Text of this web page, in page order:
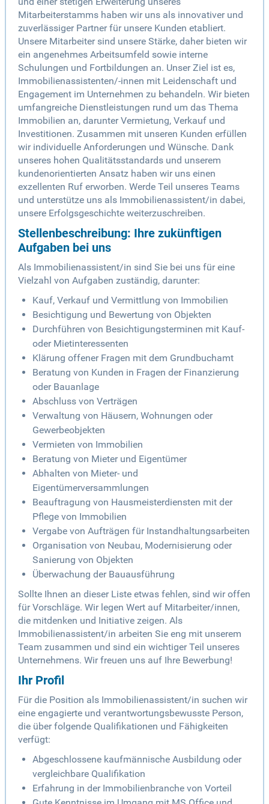
Mitarbeiterstamms haben wir uns als innovativer und
zuverlässiger Partner für unsere Kunden etabliert.
Unsere Mitarbeiter sind unsere Stärke, daher bieten wir
ein angenehmes Arbeitsumfeld sowie interne
Schulungen und Fortbildungen an. Unser Ziel ist es,
Immobilienassistenten/-innen mit Leidenschaft und
Engagement im Unternehmen zu behandeln. Wir bieten
umfangreiche Dienstleistungen rund um das Thema
Immobilien an, darunter Vermietung, Verkauf und
Investitionen. Zusammen mit unseren Kunden erfüllen
wir individuelle Anforderungen und Wünsche. Dank
unseres hohen Qualitätsstandards und unserem
kundenorientierten Ansatz haben wir uns einen
exzellenten Ruf erworben. Werde Teil unseres Teams
und unterstütze uns als Immobilienassistent/in dabei,
unsere Erfolgsgeschichte weiterzuschreiben.
Stellenbeschreibung: Ihre zukünftigen
Aufgaben bei uns
Als Immobilienassistent/in sind Sie bei uns für eine
Vielzahl von Aufgaben zuständig, darunter:
Kauf, Verkauf und Vermittlung von Immobilien
Besichtigung und Bewertung von Objekten
Durchführen von Besichtigungsterminen mit Kauf-
oder Mietinteressenten
Klärung offener Fragen mit dem Grundbuchamt
Beratung von Kunden in Fragen der Finanzierung
oder Bauanlage
Abschluss von Verträgen
Verwaltung von Häusern, Wohnungen oder
Gewerbeobjekten
Vermieten von Immobilien
Beratung von Mieter und Eigentümer
Abhalten von Mieter- und
Eigentümerversammlungen
Beauftragung von Hausmeisterdiensten mit der
Pflege von Immobilien
Vergabe von Aufträgen für Instandhaltungsarbeiten
Organisation von Neubau, Modernisierung oder
Sanierung von Objekten
Überwachung der Bauausführung
Sollte Ihnen an dieser Liste etwas fehlen, sind wir offen
für Vorschläge. Wir legen Wert auf Mitarbeiter/innen,
die mitdenken und Initiative zeigen. Als
Immobilienassistent/in arbeiten Sie eng mit unserem
Team zusammen und sind ein wichtiger Teil unseres
Unternehmens. Wir freuen uns auf Ihre Bewerbung!
Ihr Profil
Für die Position als Immobilienassistent/in suchen wir
eine engagierte und verantwortungsbewusste Person,
die über folgende Qualifikationen und Fähigkeiten
verfügt:
Abgeschlossene kaufmännische Ausbildung oder
vergleichbare Qualifikation
Erfahrung in der Immobilienbranche von Vorteil